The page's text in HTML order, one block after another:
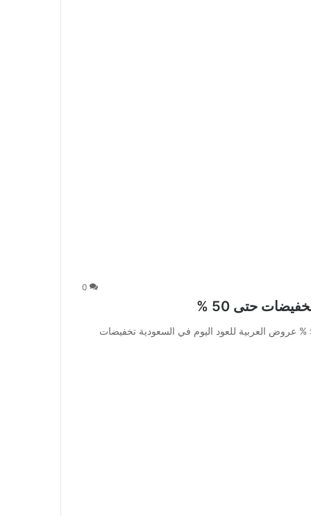
0
حتى 50 %
عروض العربية للعود اليوم في السعودية تخفيضات حتى 50 % عروض العربية للعود اليوم في السعودية تخفيضات